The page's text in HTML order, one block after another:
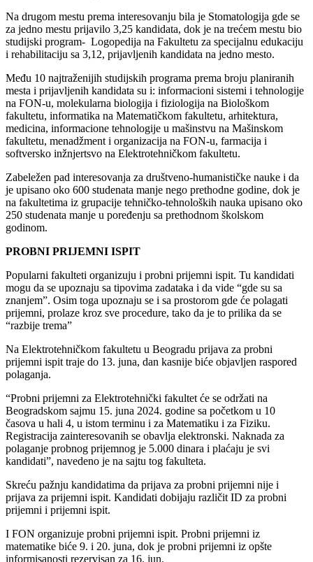
Na drugom mestu prema interesovanju bila je Stomatologija gde se
za jedno mestu prijavilo 3,25 kandidata, dok je na trećem mestu bio
studijski program- Logopedija na Fakultetu za specijalnu edukaciju
i rehabilitaciju sa 3,12, prijavljenih kandidata na jedno mesto.
Među 10 najtraženijih studijskih programa prema broju planiranih
mesta i prijavljenih kandidata su i: informacioni sistemi i tehnologije
na FON-u, molekularna biologija i fiziologija na Biološkom
fakultetu, informatika na Matematičkom fakultetu, arhitektura,
medicina, informacione tehnologije u mašinstvu na Mašinskom
fakultetu, menadžment i organizacija na FON-u, farmacija i
softversko inžnjertsvo na Elektrotehničkom fakultetu.
Zabeležen pad interesovanja za društveno-humanističke nauke i da
je upisano oko 600 studenata manje nego prethodne godine, dok je
na fakultetima iz grupacije tehničko-tehnoloških nauka upisano oko
250 studenata manje u poređenju sa prethodnom školskom
godinom.
PROBNI PRIJEMNI ISPIT
Popularni fakulteti organizuju i probni prijemni ispit. Tu kandidati
mogu da se upoznaju sa tipovima zadataka i da vide “gde su sa
znanjem”. Osim toga upoznaju se i sa prostorom gde će polagati
prijemni, prolaze kroz sve procedure, tako da je to prilika da se
“razbije trema”
Na Elektrotehničkom fakultetu u Beogradu prijava za probni
prijemni ispit traje do 13. juna, dan kasnije biće objavljen raspored
polaganja.
“Probni prijemni za Elektrotehnički fakultet će se održati na
Beogradskom sajmu 15. juna 2024. godine sa početkom u 10
časova u hali 4, u istom terminu i za Matematiku i za Fiziku.
Registracija zainteresovanih se obavlja elektronski. Naknada za
polaganje probnog prijemnog je 5.000 dinara i plaćaju je svi
kandidati”, navedeno je na sajtu tog fakulteta.
Skreću pažnju kandidatima da prijava za probni prijemni nije i
prijava za prijemni ispit. Kandidati dobijaju različit ID za probni
prijemni i prijemni ispit.
I FON organizuje probni prijemni ispit. Probni prijemni iz
matematike biće 9. i 20. juna, dok je probni prijemni iz opšte
informisanosti rezervisan za 16. jun.